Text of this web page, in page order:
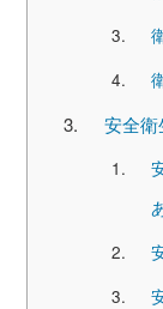
安全衛